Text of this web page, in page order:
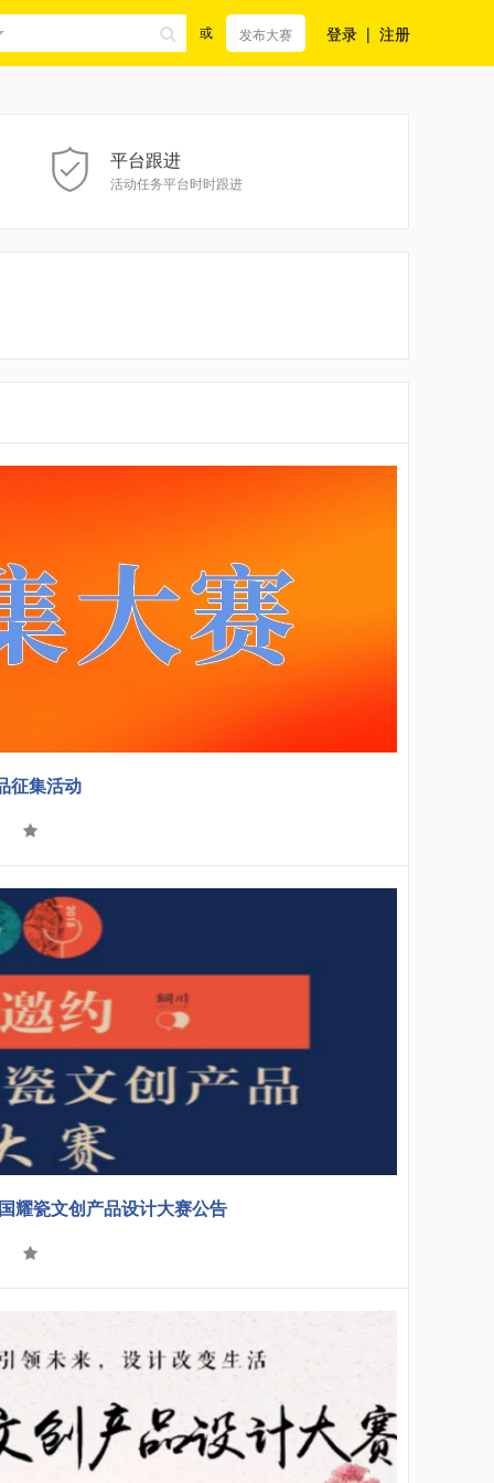
或 发布大赛 登录 | 注册
平台跟进
活动任务平台时时跟进
征集活动
耀瓷文创产品设计大赛公告